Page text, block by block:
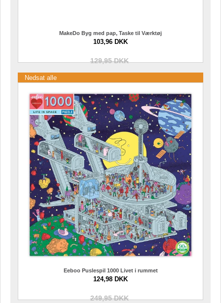
MakeDo Byg med pap, Taske til Værktøj
103,96 DKK
129,95 DKK
Nedsat alle
Eeboo Puslespil 1000 Livet i rummet
124,98 DKK
249,95 DKK